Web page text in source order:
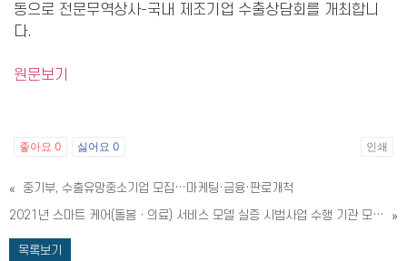
동으로 전문무역상사-국내 제조기업 수출상담회를 개최합니
다.
원문보기
좋아요 0 싫어요 0 인쇄
«
중기부, 수출유망중소기업 모집…마케팅·금융·판로개척
2021년 스마트 케어(돌봄ㆍ의료) 서비스 모델 실증 시범사업 수행 기관 모집 2차 재공고
»
목록보기